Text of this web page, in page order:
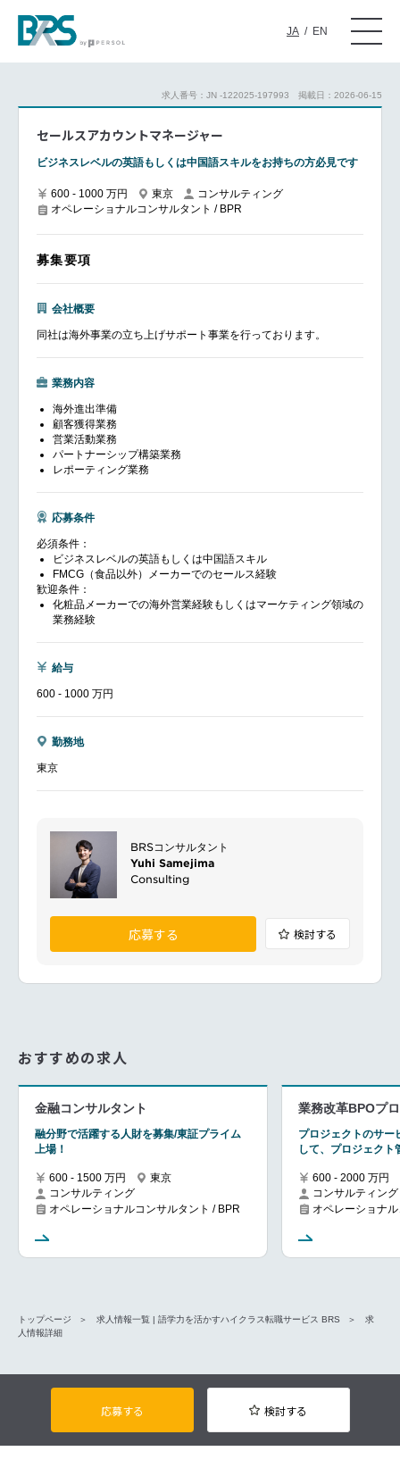
JA / EN
求人番号：JN -122025-197993 掲載日：2026-06-15
セールスアカウントマネージャー
ビジネスレベルの英語もしくは中国語スキルをお持ちの方必見です
600 - 1000 万円 東京
コンサルティング
オペレーショナルコンサルタント / BPR
募集要項
会社概要
同社は海外事業の立ち上げサポート事業を行っております。
業務内容
海外進出準備
顧客獲得業務
営業活動業務
パートナーシップ構築業務
レポーティング業務
応募条件
必須条件：
ビジネスレベルの英語もしくは中国語スキル
FMCG（食品以外）メーカーでのセールス経験
歓迎条件：
化粧品メーカーでの海外営業経験もしくはマーケティング領域の
業務経験
給与
600 - 1000 万円
勤務地
東京
BRSコンサルタント
Yuhi Samejima
Consulting
応募する 検討する
おすすめの求人
金融コンサルタント
融分野で活躍する人財を募集/東証プライム
上場！
600 - 1500 万円
東京
コンサルティング
オペレーショナルコンサルタント / BPR
業務改革BPOプ
プロジェクトのサー
して、プロジェクト
600 - 2000 万円
コンサルティング
オペレーショナ
トップページ 求人情報一覧 | 語学力を活かすハイクラス転職サービス BRS
求
人情報詳細
応募する 検討する